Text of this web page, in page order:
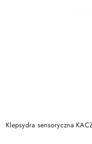
Klepsydra sensoryczna